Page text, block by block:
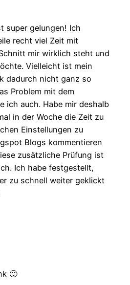
super gelungen! Ich
recht viel Zeit mit
mir wirklich steht und
Vielleicht ist mein
dadurch nicht ganz so
Problem mit dem
ich auch. Habe mir deshalb
in der Woche die Zeit zu
Einstellungen zu
Blogs kommentieren
zusätzliche Prüfung ist
Ich habe festgestellt,
zu schnell weiter geklickt
🙂